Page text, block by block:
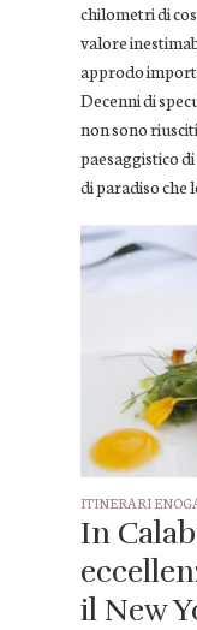
chilometri di
valore
approdo
Decenni di
non sono
paesaggistico
di paradiso che
ITINERARI
In
il New